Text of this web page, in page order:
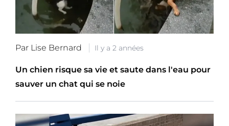
Par Lise Bernard Il y a 2 années
Un chien risque sa vie et saute dans l'eau pour
sauver un chat qui se noie